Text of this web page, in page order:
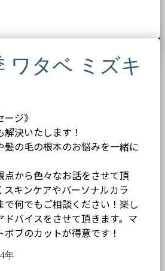
ワタベ ミズキ
ジ》
決いたします！
髪の毛の根本のお悩みを一緒に
から色々なお話をさせて頂
スキンケアやパーソナルカラ
で何でもご相談ください！楽し
ドバイスをさせて頂きます。マ
ブのカットが得意です！
年